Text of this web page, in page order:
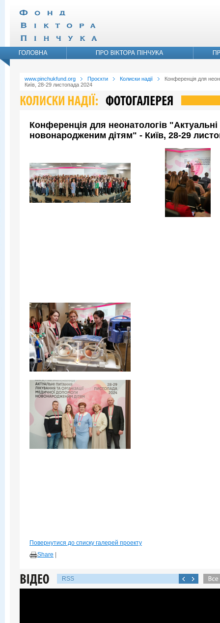
www.pinchukfund.org Проєкти Колиски надії
Конференція для
Київ, 28-29 листопада 2024
Конференція для неонатологів
новонародженим дітям" - Київ, 28-29
Повернутися до списку галерей проекту
Share
RSS